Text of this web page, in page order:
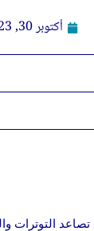
أكتوبر 30, 2023
التوترات